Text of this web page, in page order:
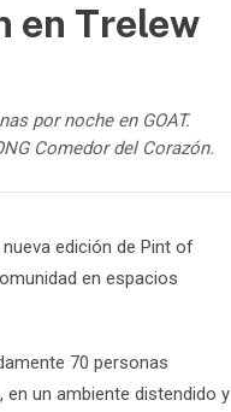
en Trelew
por noche en GOAT.
Comedor del Corazón.
edición de Pint of
en espacios
70 personas
un ambiente distendido y